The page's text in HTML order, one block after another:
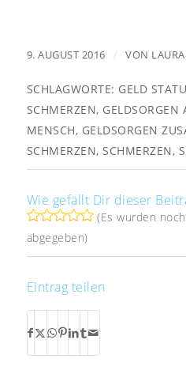
9. AUGUST 2016 / VON
SCHLAGWORTE: GELD
SCHMERZEN, GELDSORGEN
MENSCH, GELDSORGEN
SCHMERZEN,SCHMERZEN,
Wie gefällt Dir dieser
(Es wurden
abgegeben)
Eintrag teilen